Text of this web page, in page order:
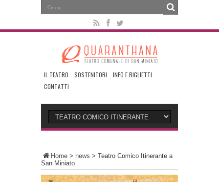
IL TEATRO SOSTENITORI
INFO E BIGLIETTI
CONTATTI
Home > news > Teatro Comico Itinerante a
San Miniato